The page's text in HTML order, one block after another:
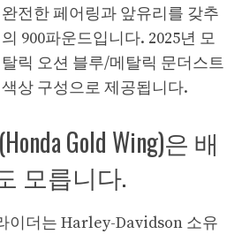
전한 페어링과 앞유리를 갖추
900파운드입니다. 2025년 모
릭 오션 블루/메탈릭 문더스트
상 구성으로 제공됩니다.
Gold Wing)은 배
모릅니다.
이더는 Harley-Davidson 소유